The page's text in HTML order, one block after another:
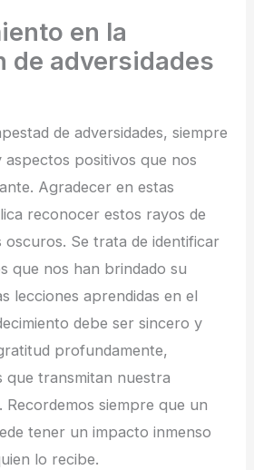
en la
de adversidades
de adversidades, siempre
aspectos positivos que nos
Agradecer en estas
reconocer estos rayos de
oscuros. Se trata de identificar
que nos han brindado su
lecciones aprendidas en el
debe ser sincero y
profundamente,
que transmitan nuestra
siempre que un
tener un impacto inmenso
lo recibe.